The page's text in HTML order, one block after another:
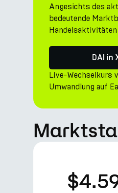
Angesichts des
bedeutende
Handelsaktivitäten
DAI in
Live-Wechselkurs
Umwandlung auf